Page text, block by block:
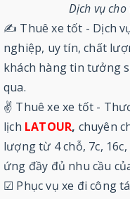
Dịch vụ
✍ Thuê xe tốt - Dịch
nghiệp, uy tín, chất
khách hàng tin tưởng
qua.
✌ Thuê xe xe tốt -
lịch LATOUR, chuyên
lượng từ 4 chỗ, 7c, 16c,
ứng đầy đủ nhu cầu
☑ Phục vụ xe đi công